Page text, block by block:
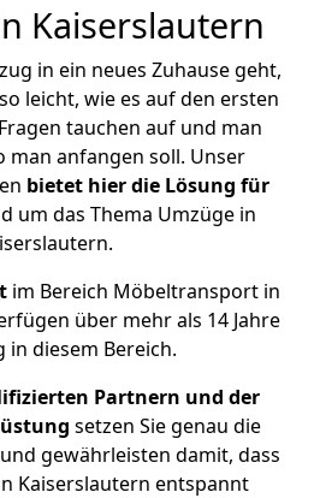
Kaiserslautern
in ein neues Zuhause geht,
leicht, wie es auf den ersten
tauchen auf und man
man anfangen soll. Unser
bietet hier die Lösung für
um das Thema Umzüge in
im Bereich Möbeltransport in
über mehr als 14 Jahre
in diesem Bereich.
Partnern und der
setzen Sie genau die
gewährleisten damit, dass
Kaiserslautern entspannt